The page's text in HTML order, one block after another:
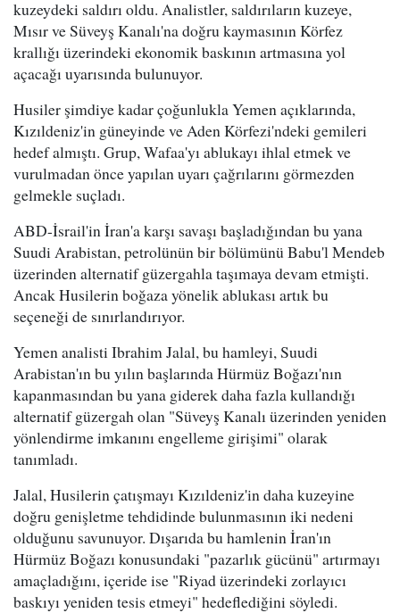
kuzeydeki saldırı oldu. Analistler, saldırıların kuzeye,
Mısır ve Süveyş Kanalı'na doğru kaymasının Körfez
krallığı üzerindeki ekonomik baskının artmasına yol
açacağı uyarısında bulunuyor.
Husiler şimdiye kadar çoğunlukla Yemen açıklarında,
Kızıldeniz'in güneyinde ve Aden Körfezi'ndeki gemileri
hedef almıştı. Grup, Wafaa'yı ablukayı ihlal etmek ve
vurulmadan önce yapılan uyarı çağrılarını görmezden
gelmekle suçladı.
ABD-İsrail'in İran'a karşı savaşı başladığından bu yana
Suudi Arabistan, petrolünün bir bölümünü Babu'l Mendeb
üzerinden alternatif güzergahla taşımaya devam etmişti.
Ancak Husilerin boğaza yönelik ablukası artık bu
seçeneği de sınırlandırıyor.
Yemen analisti Ibrahim Jalal, bu hamleyi, Suudi
Arabistan'ın bu yılın başlarında Hürmüz Boğazı'nın
kapanmasından bu yana giderek daha fazla kullandığı
alternatif güzergah olan "Süveyş Kanalı üzerinden yeniden
yönlendirme imkanını engelleme girişimi" olarak
tanımladı.
Jalal, Husilerin çatışmayı Kızıldeniz'in daha kuzeyine
doğru genişletme tehdidinde bulunmasının iki nedeni
olduğunu savunuyor. Dışarıda bu hamlenin İran'ın
Hürmüz Boğazı konusundaki "pazarlık gücünü" artırmayı
amaçladığını, içeride ise "Riyad üzerindeki zorlayıcı
baskıyı yeniden tesis etmeyi" hedeflediğini söyledi.